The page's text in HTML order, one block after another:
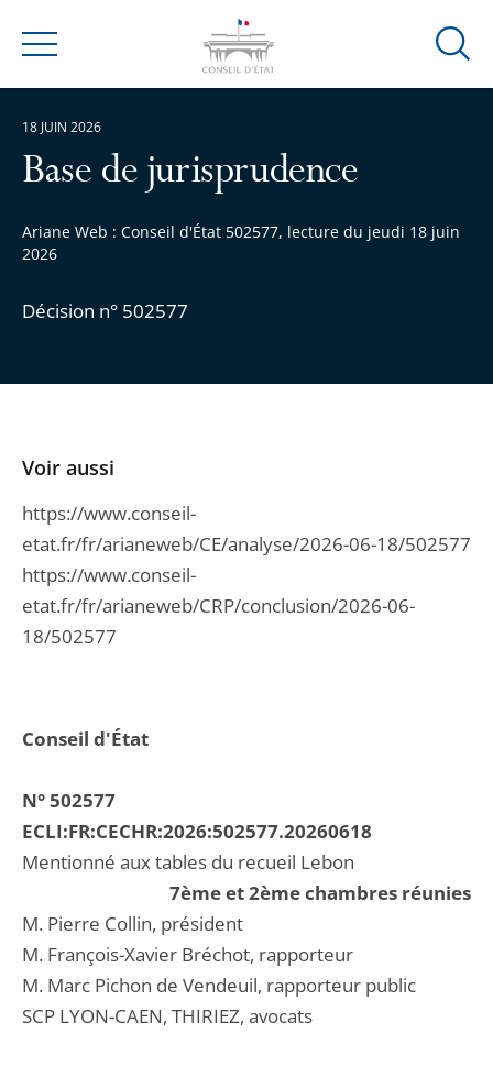
Menu
Ouvrir
Base de jurisprudence
Ariane Web : Conseil d'État 502577, lecture du jeudi 18 juin
2026
Décision n° 502577
18 JUIN 2026
Conseil d'État
N° 502577
ECLI:FR:CECHR:2026:502577.20260618
Mentionné aux tables du recueil Lebon
7ème et 2ème chambres réunies
M. Pierre Collin, président
M. François-Xavier Bréchot, rapporteur
M. Marc Pichon de Vendeuil, rapporteur public
SCP LYON-CAEN, THIRIEZ, avocats
Voir aussi
https://www.conseil-
etat.fr/fr/arianeweb/CE/analyse/2026-06-18/502577
https://www.conseil-
etat.fr/fr/arianeweb/CRP/conclusion/2026-06-
18/502577